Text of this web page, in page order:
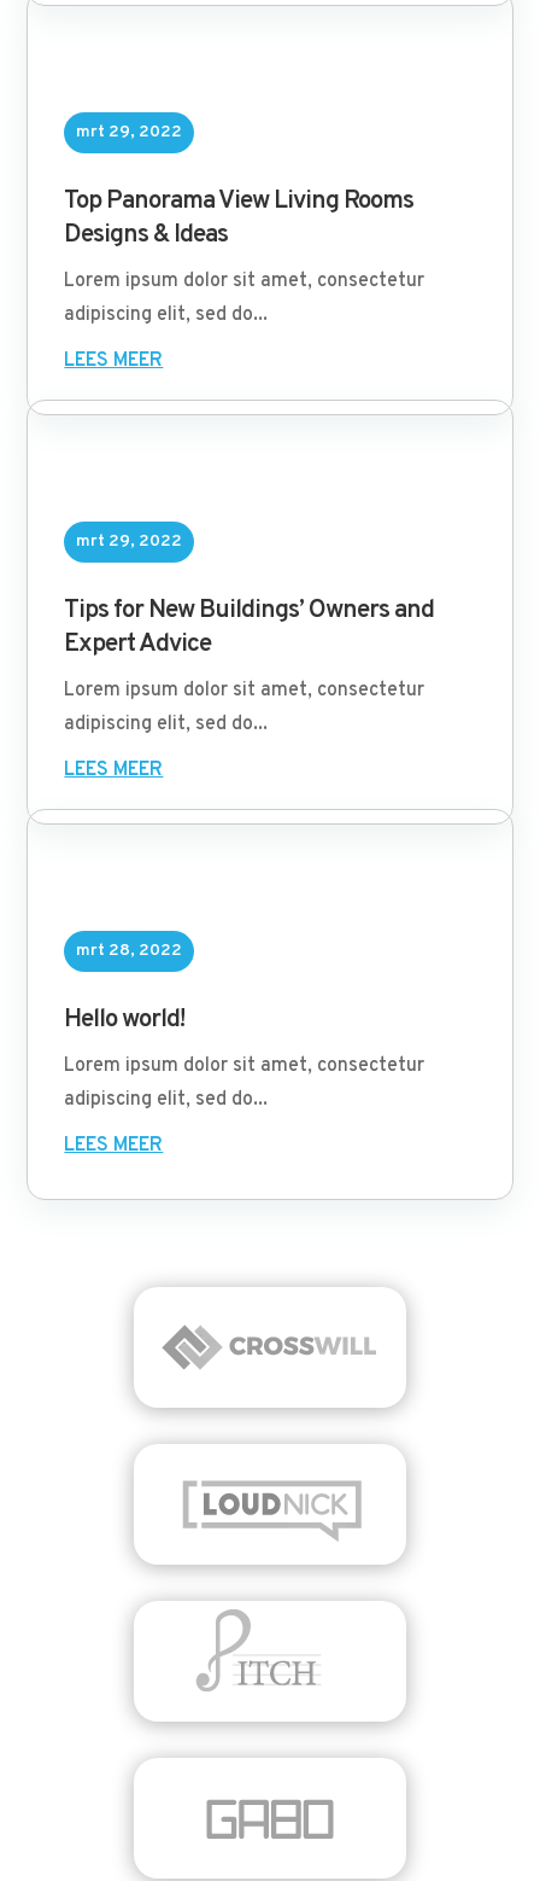
Top Panorama View Living Rooms
Designs & Ideas
mrt 29, 2022
Lorem ipsum dolor sit amet, consectetur
adipiscing elit, sed do...
LEES MEER
Tips for New Buildings’ Owners and
Expert Advice
mrt 29, 2022
Lorem ipsum dolor sit amet, consectetur
adipiscing elit, sed do...
LEES MEER
Hello world!
mrt 28, 2022
Lorem ipsum dolor sit amet, consectetur
adipiscing elit, sed do...
LEES MEER